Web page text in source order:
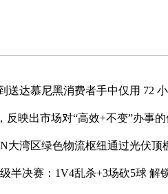
慕尼黑消费者手中仅用 72 小
反映出市场对“高效+不变”办事
大湾区绿色物流枢纽通过光伏
半决赛：1V4乱杀+3场砍5球